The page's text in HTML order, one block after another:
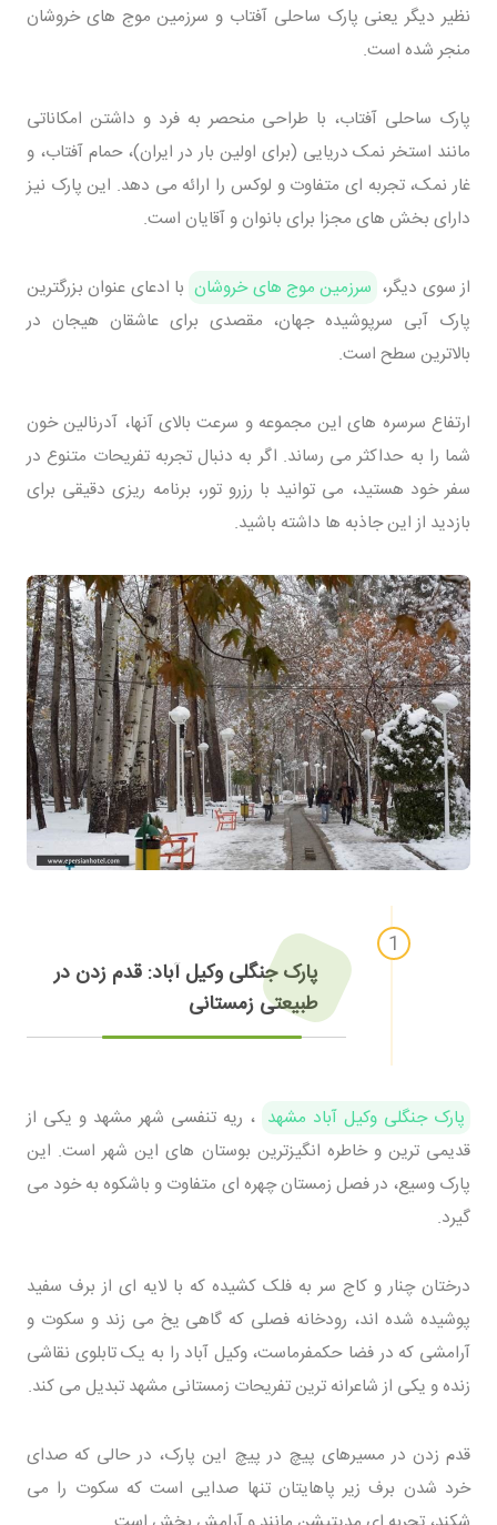
نظیر دیگر یعنی پارک ساحلی آفتاب و سرزمین موج های خروشان
منجر شده است.
پارک ساحلی آفتاب، با طراحی منحصر به فرد و داشتن امکاناتی
مانند استخر نمک دریایی (برای اولین بار در ایران)، حمام آفتاب، و
غار نمک، تجربه ای متفاوت و لوکس را ارائه می دهد. این پارک نیز
دارای بخش های مجزا برای بانوان و آقایان است.
از سوی دیگر، سرزمین موج های خروشان با ادعای عنوان بزرگترین
پارک آبی سرپوشیده جهان، مقصدی برای عاشقان هیجان در
بالاترین سطح است.
ارتفاع سرسره های این مجموعه و سرعت بالای آنها، آدرنالین خون
شما را به حداکثر می رساند. اگر به دنبال تجربه تفریحات متنوع در
سفر خود هستید، می توانید با رزرو تور، برنامه ریزی دقیقی برای
بازدید از این جاذبه ها داشته باشید.
پارک جنگلی وکیل آباد: قدم زدن در
طبیعتی زمستانی
پارک جنگلی وکیل آباد مشهد ، ریه تنفسی شهر مشهد و یکی از
قدیمی ترین و خاطره انگیزترین بوستان های این شهر است. این
پارک وسیع، در فصل زمستان چهره ای متفاوت و باشکوه به خود می
گیرد.
درختان چنار و کاج سر به فلک کشیده که با لایه ای از برف سفید
پوشیده شده اند، رودخانه فصلی که گاهی یخ می زند و سکوت و
آرامشی که در فضا حکمفرماست، وکیل آباد را به یک تابلوی نقاشی
زنده و یکی از شاعرانه ترین تفریحات زمستانی مشهد تبدیل می کند.
قدم زدن در مسیرهای پیچ در پیچ این پارک، در حالی که صدای
خرد شدن برف زیر پاهایتان تنها صدایی است که سکوت را می